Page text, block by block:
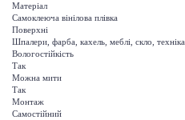
Матеріал
Самоклеюча вінілова плівка
Поверхні
Шпалери, фарба, кахель, меблі, скло, техніка
Вологостійкість
Так
Можна мити
Так
Монтаж
Самостійний